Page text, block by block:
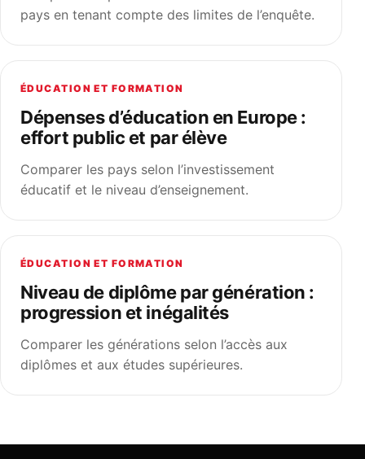
pays en tenant compte des limites de l’enquête.
ÉDUCATION ET FORMATION
Dépenses d’éducation en Europe :
effort public et par élève
Comparer les pays selon l’investissement
éducatif et le niveau d’enseignement.
ÉDUCATION ET FORMATION
Niveau de diplôme par génération :
progression et inégalités
Comparer les générations selon l’accès aux
diplômes et aux études supérieures.